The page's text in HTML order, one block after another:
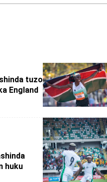
tuzo
England
huku